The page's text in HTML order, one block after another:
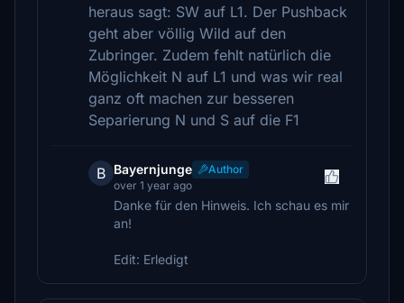
heraus sagt: SW auf L1. Der Pushback
geht aber völlig Wild auf den
Zubringer. Zudem fehlt natürlich die
Möglichkeit N auf L1 und was wir real
ganz oft machen zur besseren
Separierung N und S auf die F1
B Bayernjunge
Author
over 1 year ago
Danke für den Hinweis. Ich schau es mir
an!
Edit: Erledigt